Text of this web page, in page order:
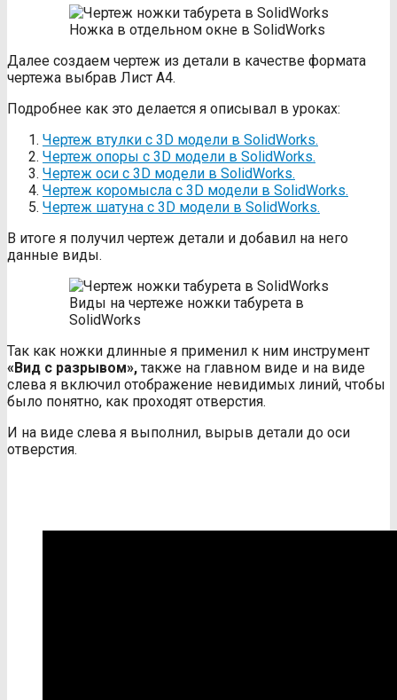
Ножка в отдельном окне в SolidWorks
Далее создаем чертеж из детали в качестве формата
чертежа выбрав Лист А4.
Подробнее как это делается я описывал в уроках:
Чертеж втулки с 3D модели в SolidWorks.
Чертеж опоры с 3D модели в SolidWorks.
Чертеж оси с 3D модели в SolidWorks.
Чертеж коромысла с 3D модели в SolidWorks.
Чертеж шатуна с 3D модели в SolidWorks.
В итоге я получил чертеж детали и добавил на него
данные виды.
Виды на чертеже ножки табурета в
SolidWorks
Так как ножки длинные я применил к ним инструмент
«Вид с разрывом», также на главном виде и на виде
слева я включил отображение невидимых линий, чтобы
было понятно, как проходят отверстия.
И на виде слева я выполнил, вырыв детали до оси
отверстия.